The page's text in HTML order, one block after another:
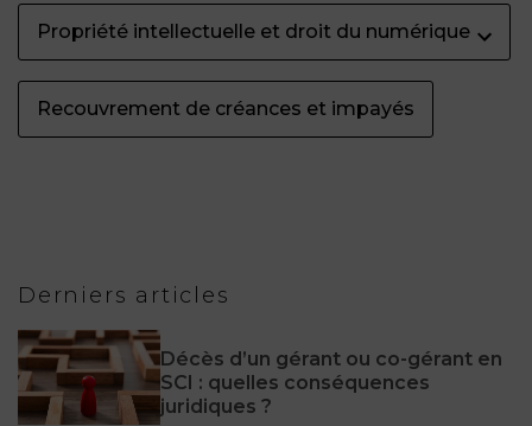
Propriété intellectuelle et droit du numérique
Recouvrement de créances et impayés
Derniers articles
Décès d’un gérant ou co-gérant en
SCI : quelles conséquences
juridiques ?